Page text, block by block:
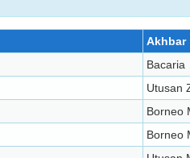
Akhbar
Bacaria
Utusan
Borneo
Borneo